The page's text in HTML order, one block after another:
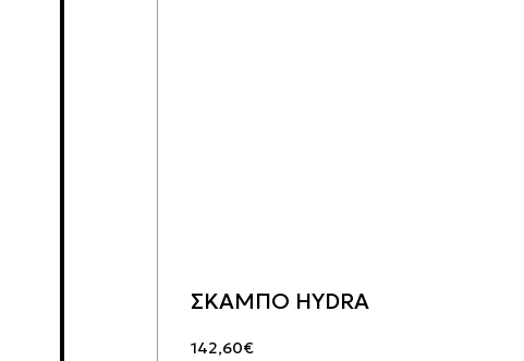
ΣΚΑΜΠΟ HYDRA
142,60€